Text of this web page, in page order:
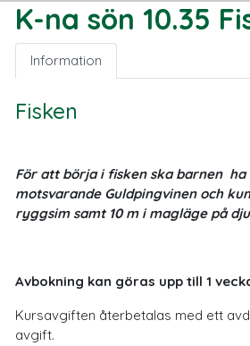
K-na sön 10.35
Information
Fisken
För att börja i fisken ska barnen
motsvarande Guldpingvinen och
ryggsim samt 10 m i magläge på
Avbokning kan göras upp till 1
Kursavgiften återbetalas med ett
avgift.